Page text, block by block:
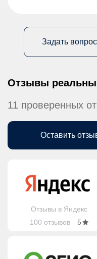
Задать
Отзывы
11 проверенных
Оставить
Отзывы в Яндекс
100 отзывов
5